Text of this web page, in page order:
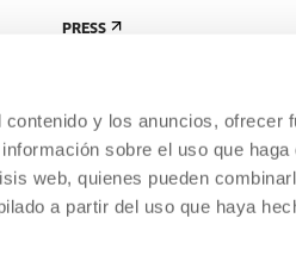
y los anuncios, ofrecer
sobre el uso que haga
web, quienes pueden
a partir del uso que haya
PRESS